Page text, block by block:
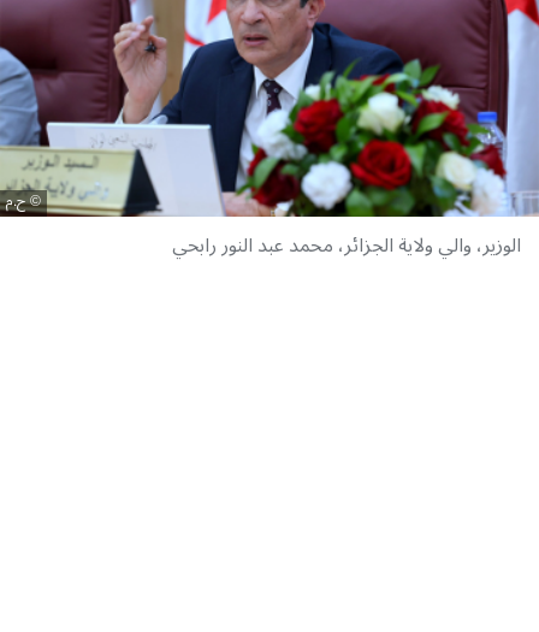
ح.م
الوزير، والي ولاية الجزائر، محمد عبد النور رابحي